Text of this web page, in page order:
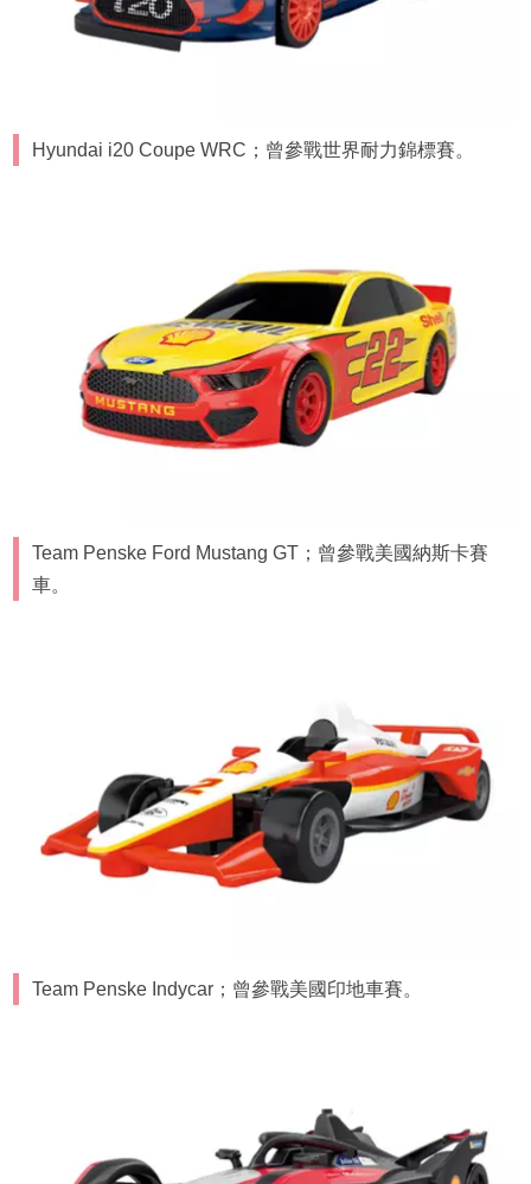
Hyundai i20 Coupe WRC；曾參戰世界耐力錦標賽。
Team Penske Ford Mustang GT；曾參戰美國納斯卡賽
車。
Team Penske Indycar；曾參戰美國印地車賽。